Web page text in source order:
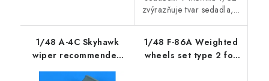
zvýrazňuje tvar sedadla,...
1/48 A-4C Skyhawk
wiper recommended
1/48 F-86A Weighted
wheels set type 2 for